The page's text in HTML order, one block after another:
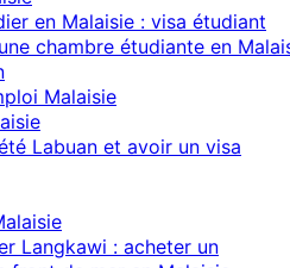
en Malaisie : visa étudiant
chambre étudiante en
Malaisie
Labuan et avoir un visa
Langkawi : acheter un